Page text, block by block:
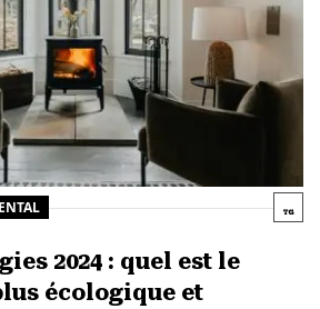
2024 : quel est le
écologique et